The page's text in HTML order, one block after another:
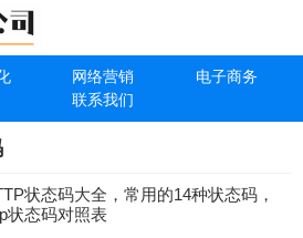
网络营销
电子商务
联系我们
状态码大全，常用的14种状态码，
状态码对照表